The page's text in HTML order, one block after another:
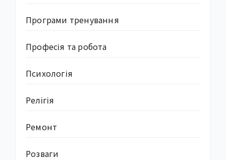
Програми тренування
Професія та робота
Психологія
Релігія
Ремонт
Розваги